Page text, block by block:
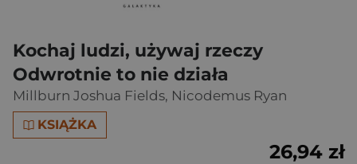
Kochaj ludzi, używaj rzeczy
Odwrotnie to nie działa
Millburn Joshua Fields, Nicodemus Ryan
KSIĄŻKA
26,94 zł